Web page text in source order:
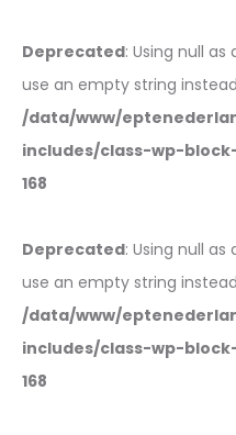
Deprecated: Using null
use an empty string
/data/www/
includes/class-wp-
168
Deprecated: Using null
use an empty string
/data/www/
includes/class-wp-
168